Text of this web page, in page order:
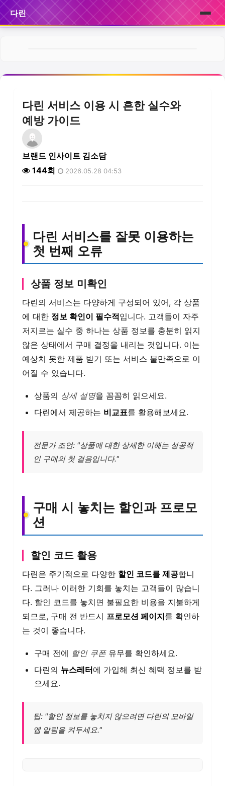
다린
서비스
후기
다린 서비스 이용 시 흔한 실수와
예방 가이드
브랜드 인사이트 김소담
144회
2026.05.28 04:53
다린 서비스를 잘못 이용하는
첫 번째 오류
상품 정보 미확인
다린의 서비스는 다양하게 구성되어 있어, 각 상품
에 대한 정보 확인이 필수적입니다. 고객들이 자주
저지르는 실수 중 하나는 상품 정보를 충분히 읽지
않은 상태에서 구매 결정을 내리는 것입니다. 이는
예상치 못한 제품 받기 또는 서비스 불만족으로 이
어질 수 있습니다.
상품의 상세 설명을 꼼꼼히 읽으세요.
다린에서 제공하는 비교표를 활용해보세요.
전문가 조언: "상품에 대한 상세한 이해는 성공적
인 구매의 첫 걸음입니다."
구매 시 놓치는 할인과 프로모
션
할인 코드 활용
다린은 주기적으로 다양한 할인 코드를 제공합니
다. 그러나 이러한 기회를 놓치는 고객들이 많습니
다. 할인 코드를 놓치면 불필요한 비용을 지불하게
되므로, 구매 전 반드시 프로모션 페이지를 확인하
는 것이 좋습니다.
구매 전에 할인 쿠폰유무를 확인하세요.
다린의 뉴스레터에 가입해 최신 혜택 정보를 받
으세요.
팁: "할인 정보를 놓치지 않으려면 다린의 모바일
앱 알림을 켜두세요."